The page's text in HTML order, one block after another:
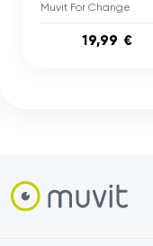
Muvit For Change
19,99 €